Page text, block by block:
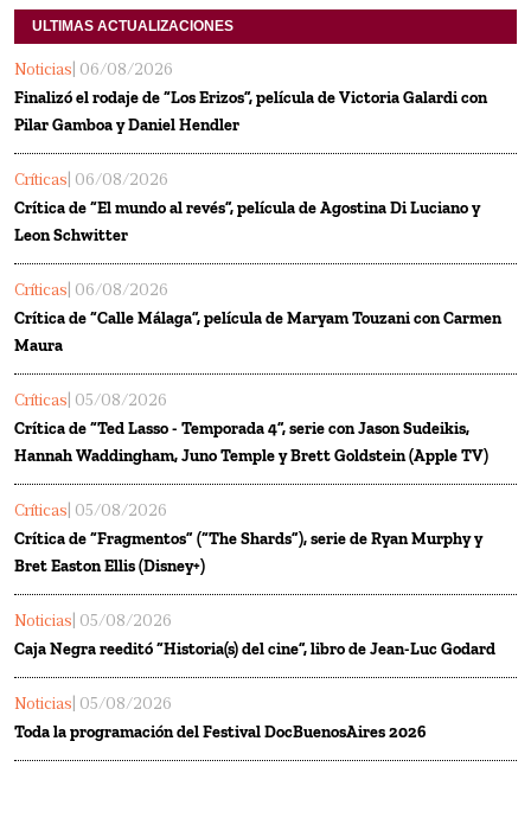
ULTIMAS ACTUALIZACIONES
Noticias | 06/08/2026
Finalizó el rodaje de “Los Erizos”, película de Victoria Galardi con
Pilar Gamboa y Daniel Hendler
Críticas | 06/08/2026
Crítica de “El mundo al revés”, película de Agostina Di Luciano y
Leon Schwitter
Críticas | 06/08/2026
Crítica de “Calle Málaga”, película de Maryam Touzani con Carmen
Maura
Críticas | 05/08/2026
Crítica de “Ted Lasso - Temporada 4”, serie con Jason Sudeikis,
Hannah Waddingham, Juno Temple y Brett Goldstein (Apple TV)
Críticas | 05/08/2026
Crítica de “Fragmentos” (“The Shards”), serie de Ryan Murphy y
Bret Easton Ellis (Disney+)
Noticias | 05/08/2026
Caja Negra reeditó “Historia(s) del cine”, libro de Jean-Luc Godard
Noticias | 05/08/2026
Toda la programación del Festival DocBuenosAires 2026